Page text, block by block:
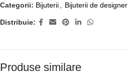
Categorii: Bijuterii Bijuterii de designer
Distribuie:
Produse similare